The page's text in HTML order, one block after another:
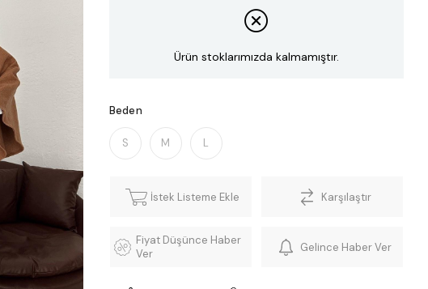
Ürün stoklarımızda kalmamıştır.
Beden
S M L
İstek Listeme Ekle Karşılaştır
Fiyat Düşünce Haber
Ver
Gelince Haber Ver